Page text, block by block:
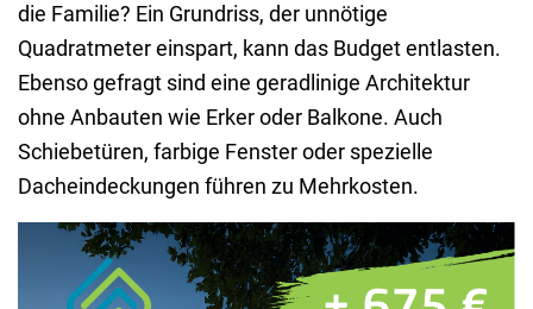
die Familie? Ein Grundriss, der unnötige
Quadratmeter einspart, kann das Budget entlasten.
Ebenso gefragt sind eine geradlinige Architektur
ohne Anbauten wie Erker oder Balkone. Auch
Schiebetüren, farbige Fenster oder spezielle
Dacheindeckungen führen zu Mehrkosten.